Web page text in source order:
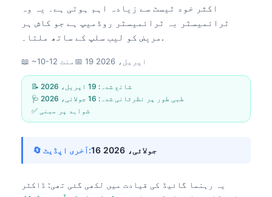
اکثر خود ٹیسٹ سے زیادہ اہم ہوتی ہے۔ یہ وہ
ٹرائمیسٹر بہ ٹرائمیسٹر روڈمیپ ہے جو کاش ہر
مریض کو لیب سلپ کے ساتھ ملتا۔.
📖 ~10-12 منٹ 📅 19 اپریل، 2026
📝 شائع شدہ: 19 اپریل، 2026
🩺 طبی طور پر نظرثانی شدہ: 16 جولائی، 2026
✅ شواہد پر مبنی
🔄 آخری اپڈیٹ: 16 جولائی، 2026
یہ رہنما گائیڈ کی قیادت میں لکھی گئی تھی: ڈاکٹر